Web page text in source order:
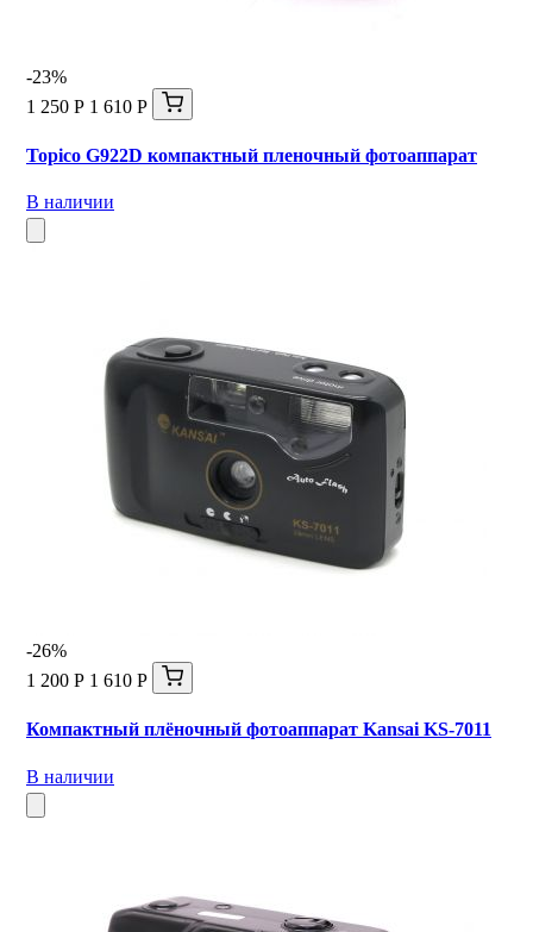
-23%
1 250 Р 1 610 Р
Topico G922D компактный пленочный фотоаппарат
В наличии
-26%
1 200 Р 1 610 Р
Компактный плёночный фотоаппарат Kansai KS-7011
В наличии